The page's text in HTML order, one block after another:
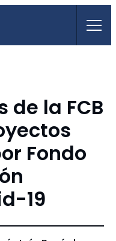
la FCB
Fondo
19